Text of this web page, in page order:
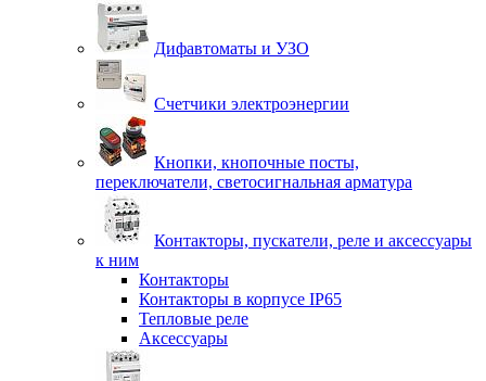
Дифавтоматы и УЗО
Счетчики электроэнергии
Кнопки, кнопочные посты,
переключатели, светосигнальная арматура
Контакторы, пускатели, реле и аксессуары
к ним
Контакторы
Контакторы в корпусе IP65
Тепловые реле
Аксессуары